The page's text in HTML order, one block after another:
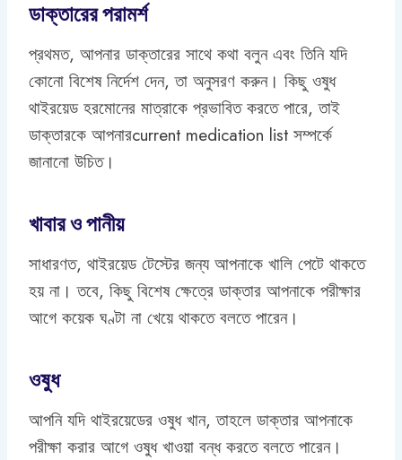
ডাক্তারের পরামর্শ
প্রথমত, আপনার ডাক্তারের সাথে কথা বলুন এবং তিনি যদি
কোনো বিশেষ নির্দেশ দেন, তা অনুসরণ করুন। কিছু ওষুধ
থাইরয়েড হরমোনের মাত্রাকে প্রভাবিত করতে পারে, তাই
ডাক্তারকে আপনারcurrent medication list সম্পর্কে
জানানো উচিত।
খাবার ও পানীয়
সাধারণত, থাইরয়েড টেস্টের জন্য আপনাকে খালি পেটে থাকতে
হয় না। তবে, কিছু বিশেষ ক্ষেত্রে ডাক্তার আপনাকে পরীক্ষার
আগে কয়েক ঘণ্টা না খেয়ে থাকতে বলতে পারেন।
ওষুধ
আপনি যদি থাইরয়েডের ওষুধ খান, তাহলে ডাক্তার আপনাকে
পরীক্ষা করার আগে ওষুধ খাওয়া বন্ধ করতে বলতে পারেন।